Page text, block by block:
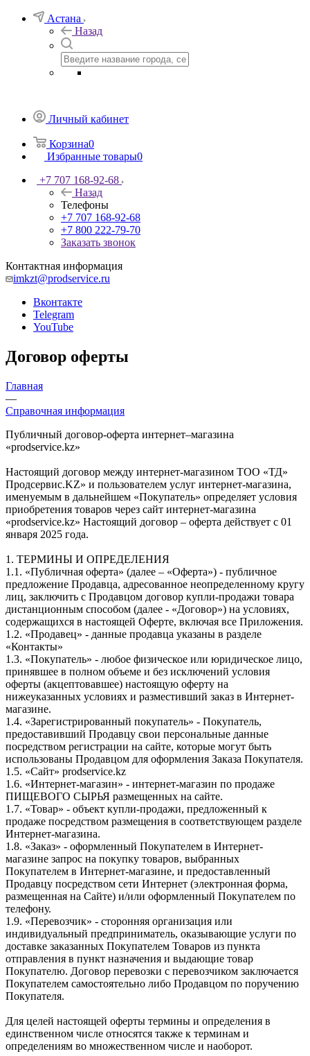
Астана
Назад
Личный кабинет
Корзина0
Избранные товары0
+7 707 168-92-68
Назад
Телефоны
+7 707 168-92-68
+7 800 222-79-70
Заказать звонок
Контактная информация
imkzt@prodservice.ru
Вконтакте
Telegram
YouTube
Договор оферты
Главная
—
Справочная информация
Публичный договор-оферта интернет–магазина
«prodservice.kz»
Настоящий договор между интернет-магазином ТОО «ТД»
Продсервис.KZ» и пользователем услуг интернет-магазина,
именуемым в дальнейшем «Покупатель» определяет условия
приобретения товаров через сайт интернет-магазина
«prodservice.kz» Настоящий договор – оферта действует с 01
января 2025 года.
1. ТЕРМИНЫ И ОПРЕДЕЛЕНИЯ
1.1. «Публичная оферта» (далее – «Оферта») - публичное
предложение Продавца, адресованное неопределенному кругу
лиц, заключить с Продавцом договор купли-продажи товара
дистанционным способом (далее - «Договор») на условиях,
содержащихся в настоящей Оферте, включая все Приложения.
1.2. «Продавец» - данные продавца указаны в разделе
«Контакты»
1.3. «Покупатель» - любое физическое или юридическое лицо,
принявшее в полном объеме и без исключений условия
оферты (акцептовавшее) настоящую оферту на
нижеуказанных условиях и разместивший заказ в Интернет-
магазине.
1.4. «Зарегистрированный покупатель» - Покупатель,
предоставивший Продавцу свои персональные данные
посредством регистрации на сайте, которые могут быть
использованы Продавцом для оформления Заказа Покупателя.
1.5. «Сайт» prodservice.kz
1.6. «Интернет-магазин» - интернет-магазин по продаже
ПИЩЕВОГО СЫРЬЯ размещенных на сайте.
1.7. «Товар» - объект купли-продажи, предложенный к
продаже посредством размещения в соответствующем разделе
Интернет-магазина.
1.8. «Заказ» - оформленный Покупателем в Интернет-
магазине запрос на покупку товаров, выбранных
Покупателем в Интернет-магазине, и предоставленный
Продавцу посредством сети Интернет (электронная форма,
размещенная на Сайте) и/или оформленный Покупателем по
телефону.
1.9. «Перевозчик» - сторонняя организация или
индивидуальный предприниматель, оказывающие услуги по
доставке заказанных Покупателем Товаров из пункта
отправления в пункт назначения и выдающие товар
Покупателю. Договор перевозки с перевозчиком заключается
Покупателем самостоятельно либо Продавцом по поручению
Покупателя.
Для целей настоящей оферты термины и определения в
единственном числе относятся также к терминам и
определениям во множественном числе и наоборот.